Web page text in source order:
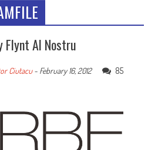
Flynt Al Nostru
Ciutacu- February 16, 2012
85